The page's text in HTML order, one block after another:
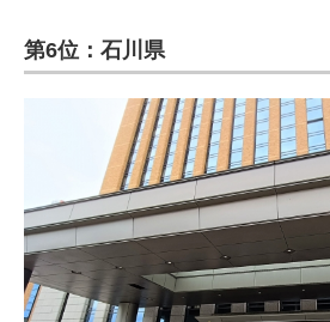
第6位：石川県